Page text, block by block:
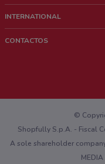
¿Quiénes Somos?
Trabaja con nosotros
Contacto comercial
INTERNATIONAL
CONTACTOS
¿Encontraste un problema
©
Shopfully S.p.A. - Fiscal
A sole shareholder